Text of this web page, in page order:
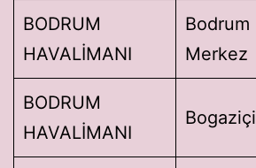
BODRUM
HAVALİMANI
Bodrum
Merkez
BODRUM
HAVALİMANI
Bogaziçi